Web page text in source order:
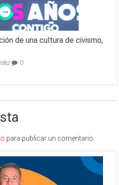
de una cultura de civismo,
0
para publicar un comentario.